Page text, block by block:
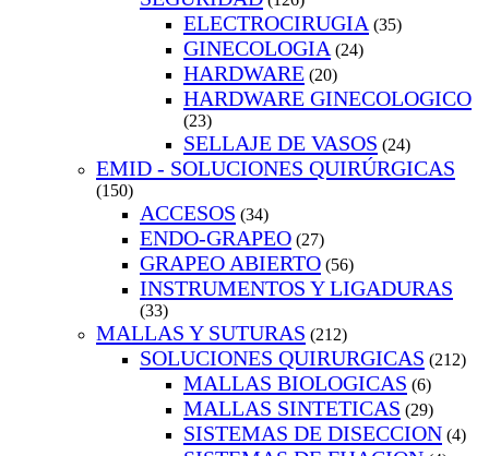
ELECTROCIRUGIA (35)
GINECOLOGIA (24)
HARDWARE (20)
HARDWARE GINECOLOGICO
(23)
SELLAJE DE VASOS (24)
EMID - SOLUCIONES QUIRÚRGICAS
(150)
ACCESOS (34)
ENDO-GRAPEO (27)
GRAPEO ABIERTO (56)
INSTRUMENTOS Y LIGADURAS
(33)
MALLAS Y SUTURAS (212)
SOLUCIONES QUIRURGICAS (212)
MALLAS BIOLOGICAS (6)
MALLAS SINTETICAS (29)
SISTEMAS DE DISECCION (4)